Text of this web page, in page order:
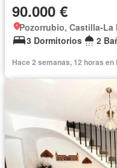
90.000 €
Pozorrubio, Castilla-La
3 Dormitorios
2
Hace 2 semanas, 12 horas